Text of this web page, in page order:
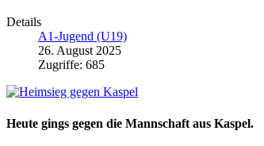
Details
A1-Jugend (U19)
26. August 2025
Zugriffe: 685
Heute gings gegen die Mannschaft aus Kaspel.